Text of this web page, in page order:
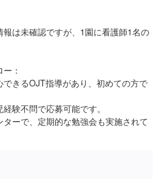
は未確認ですが、1園に看護師1名の
：
きるOJT指導があり、初めての方で
験不問で応募可能です。
ーで、定期的な勉強会も実施されて